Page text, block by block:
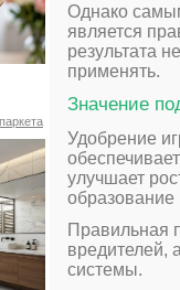
Однако
является
результата
применять.
Значение
Удобрение
улучшает
образование
Правильная
вредителей,
системы.